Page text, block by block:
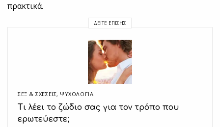
πρακτικά.
ΔΕΊΤΕ ΕΠΊΣΗΣ
ΣΕΞ & ΣΧΈΣΕΙΣ, ΨΥΧΟΛΟΓΙΑ
Τι λέει το ζώδιο σας για τον τρόπο που
ερωτεύεστε;